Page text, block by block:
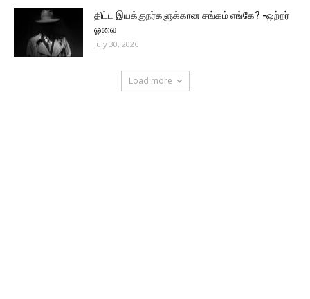
திட்ட இயக்குநர்களுக்கான சங்கம் எங்கே? -ஒற்றர்
ஓலை
July 30, 2026
Load more